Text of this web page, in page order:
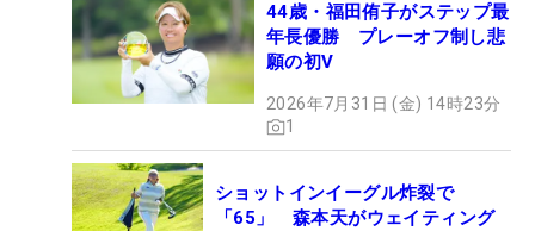
44歳・福田侑子がステップ最
年長優勝 プレーオフ制し悲
願の初V
2026年7月31日 (金) 14時23分
1
ショットインイーグル炸裂で
「65」 森本天がウェイティング